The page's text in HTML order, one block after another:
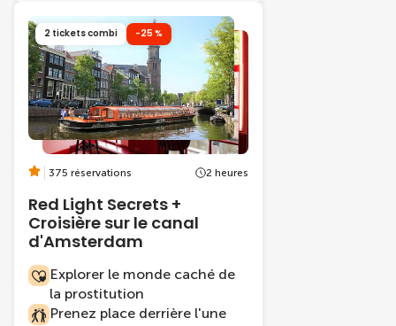
2 tickets combi -25 %
375 réservations 2 heures
Red Light Secrets +
Croisière sur le canal
d'Amsterdam
Explorer le monde caché de
la prostitution
Prenez place derrière l'une